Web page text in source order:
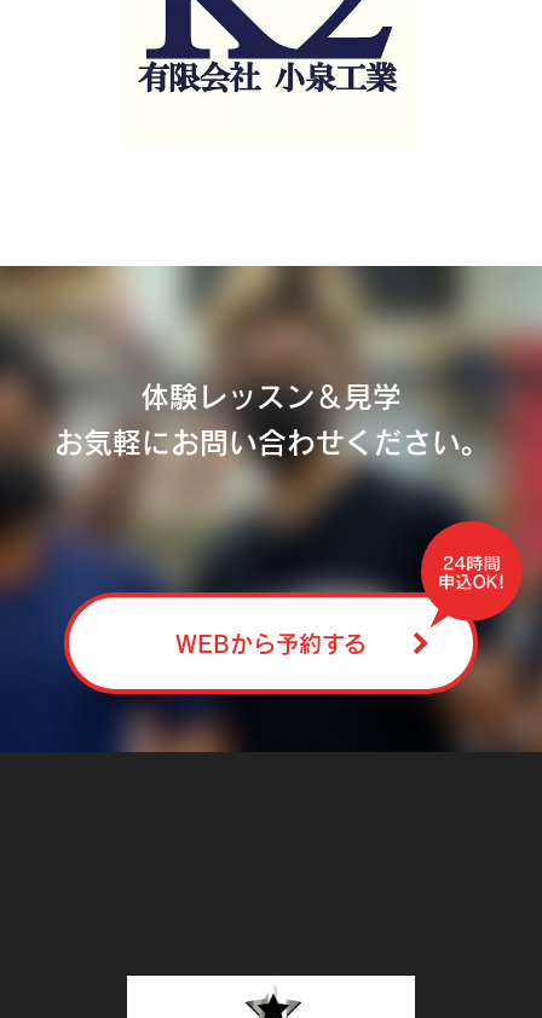
体験レッスン＆見学
お気軽にお問い合わせください。
WEBから予約する